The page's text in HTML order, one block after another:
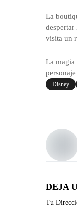
La
visita un
La magia
Disney
DEJA
Tu